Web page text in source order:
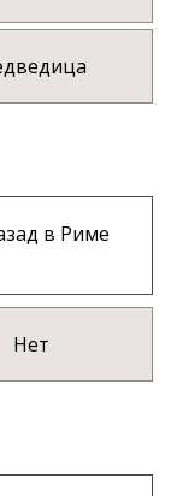
в Риме
Нет